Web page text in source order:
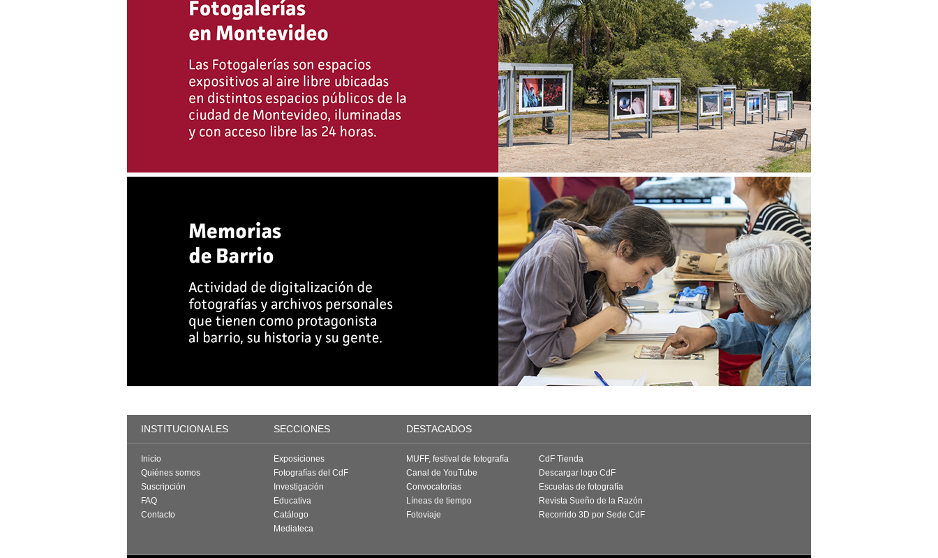
INSTITUCIONALES SECCIONES DESTACADOS
Inicio
Quiénes somos
Suscripción
FAQ
Contacto
Exposiciones
Fotografías del CdF
Investigación
Educativa
Catálogo
Mediateca
MUFF, festival de fotografía
Canal de YouTube
Convocatorias
Líneas de tiempo
Fotoviaje
CdF Tienda
Descargar logo CdF
Escuelas de fotografía
Revista Sueño de la Razón
Recorrido 3D por Sede CdF